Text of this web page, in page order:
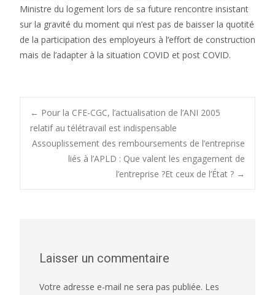
Ministre du logement lors de sa future rencontre insistant
sur la gravité du moment qui n’est pas de baisser la quotité
de la participation des employeurs à l’effort de construction
mais de l’adapter à la situation COVID et post COVID.
Post
navigation
← Pour la CFE-CGC, l’actualisation de l’ANI 2005
relatif au télétravail est indispensable
Assouplissement des remboursements de l’entreprise
liés à l’APLD : Que valent les engagement de
l’entreprise ?Et ceux de l’État ? →
Laisser un commentaire
Votre adresse e-mail ne sera pas publiée. Les